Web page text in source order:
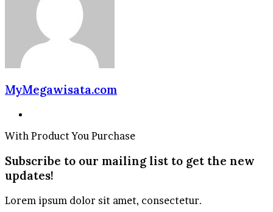
MyMegawisata.com
With Product You Purchase
Subscribe to our mailing list to get the new
updates!
Lorem ipsum dolor sit amet, consectetur.